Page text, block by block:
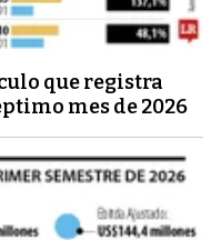
que registra
mes de 2026